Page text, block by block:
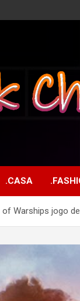
.CASA
of Warships jogo